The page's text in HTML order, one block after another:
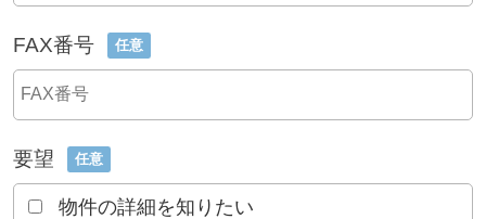
FAX番号 任意
要望 任意
物件の詳細を知りたい